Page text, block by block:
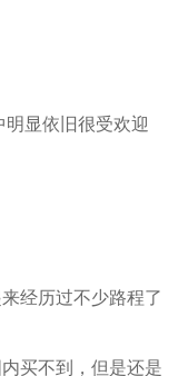
显依旧很受欢迎
经历过不少路程了
买不到，但是还是